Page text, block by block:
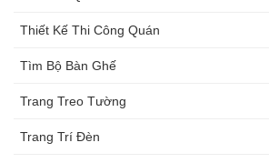
Thiết Kế Thi Công Quán
Tìm Bộ Bàn Ghế
Trang Treo Tường
Trang Trí Đèn